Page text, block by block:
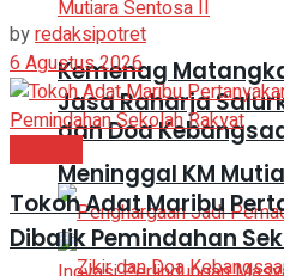
Kemenag
dan Doa
Jasa Raharja
Meninggal KM
byredaksipotret
6 Agustus 2026
Tokoh Adat Maribu
Dibalik Pemindahan